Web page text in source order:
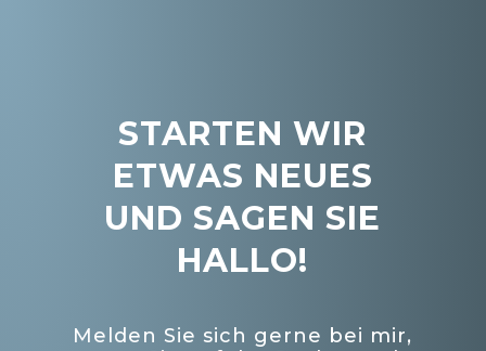
STARTEN WIR
ETWAS NEUES
UND SAGEN SIE
HALLO!
Melden Sie sich gerne bei mir,